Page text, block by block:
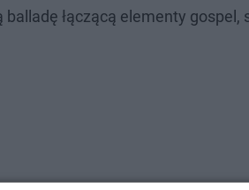
łączącą elementy gospel,